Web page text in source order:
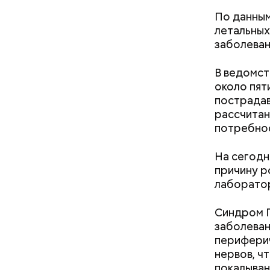
По
В
около
На
причину
Синдром
нервов,
Так как
первые
Часы
Не спорю,
дешевле.
Вплоть